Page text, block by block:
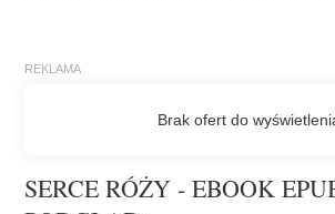
SERCE RÓŻY - EBOOK